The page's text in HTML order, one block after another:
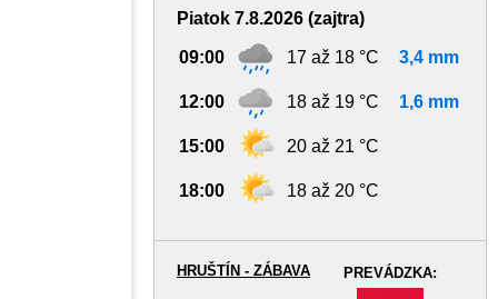
Piatok 7.8.2026 (zajtra)
09:00 17 až 18 °C 3,4 mm
12:00 18 až 19 °C 1,6 mm
15:00 20 až 21 °C
18:00 18 až 20 °C
PREVÁDZKA:
HRUŠTÍN - ZÁBAVA